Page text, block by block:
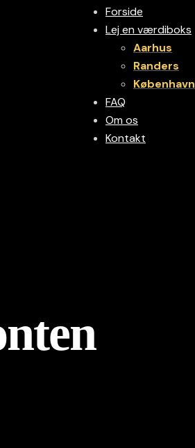
Forside
Lej en værdiboks
Aarhus
Randers
København
FAQ
Om os
Kontakt